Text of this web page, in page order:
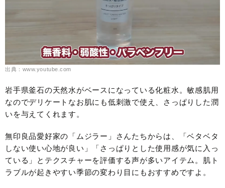
出典：www.youtube.com
岩手県釜石の天然水がベースになっている化粧水。敏感肌用
なのでデリケートなお肌にも低刺激で使え、さっぱりした潤
いを与えてくれます。
無印良品愛好家の「ムジラー」さんたちからは、「ベタベタ
しない使い心地が良い」「さっぱりとした使用感が気に入っ
ている」とテクスチャーを評価する声が多いアイテム。肌ト
ラブルが起きやすい季節の変わり目にもおすすめですよ。